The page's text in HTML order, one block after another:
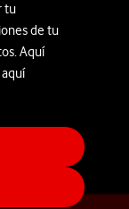
tu
de tu
Aquí
aquí